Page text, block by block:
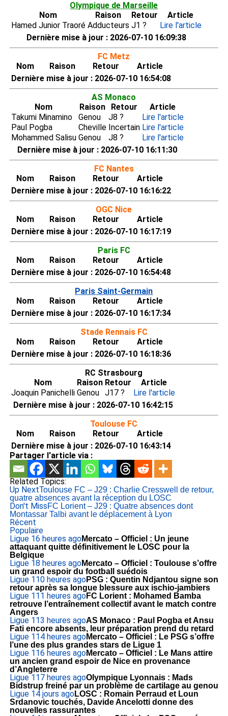
Olympique de Marseille
Nom
Raison Retour
Article
Hamed Junior Traoré Adducteurs J1 ?
Lire l'article
Dernière mise à jour : 2026-07-10 16:09:38
FC Metz
Nom
Raison Retour
Article
Dernière mise à jour : 2026-07-10 16:54:08
AS Monaco
Nom
Raison Retour
Article
Takumi Minamino
Genou J8 ?
Lire l'article
Paul Pogba
Cheville Incertain Lire l'article
Mohammed Salisu Genou J8 ?
Lire l'article
Dernière mise à jour : 2026-07-10 16:11:30
FC Nantes
Nom
Raison Retour
Article
Dernière mise à jour : 2026-07-10 16:16:22
OGC Nice
Nom
Raison Retour
Article
Dernière mise à jour : 2026-07-10 16:17:19
Paris FC
Nom
Raison Retour
Article
Dernière mise à jour : 2026-07-10 16:54:48
Paris Saint-Germain
Nom
Raison Retour
Article
Dernière mise à jour : 2026-07-10 16:17:34
Stade Rennais FC
Nom
Raison Retour
Article
Dernière mise à jour : 2026-07-10 16:18:36
RC Strasbourg
Nom
Raison Retour
Article
Joaquin Panichelli Genou J17 ?
Lire l'article
Dernière mise à jour : 2026-07-10 16:42:15
Toulouse FC
Nom
Raison Retour
Article
Dernière mise à jour : 2026-07-10 16:43:14
Partager l'article via :
Related Topics:
Up NextToulouse FC – J29 : Charlie Cresswell de retour,
quatre absences avant la réception du LOSC
Don't MissFC Lorient – J29 : Quatre absences dont
Montassar Talbi avant le déplacement à Lyon
Récent
Populaire
Ligue 16 heures agoMercato – Officiel : Un jeune
attaquant quitte définitivement le LOSC pour la
Belgique
Ligue 18 heures agoMercato – Officiel : Toulouse s’offre
un grand espoir du football suédois
Ligue 110 heures agoPSG : Quentin Ndjantou signe son
retour après sa longue blessure aux ischio-jambiers
Ligue 111 heures agoFC Lorient : Mohamed Bamba
retrouve l’entraînement collectif avant le match contre
Angers
Ligue 113 heures agoAS Monaco : Paul Pogba et Ansu
Fati encore absents, leur préparation prend du retard
Ligue 114 heures agoMercato – Officiel : Le PSG s’offre
l’une des plus grandes stars de Ligue 1
Ligue 116 heures agoMercato – Officiel : Le Mans attire
un ancien grand espoir de Nice en provenance
d’Angleterre
Ligue 117 heures agoOlympique Lyonnais : Mads
Bidstrup freiné par un problème de cartilage au genou
Ligue 14 jours agoLOSC : Romain Perraud et Loun
Srdanovic touchés, Davide Ancelotti donne des
nouvelles rassurantes